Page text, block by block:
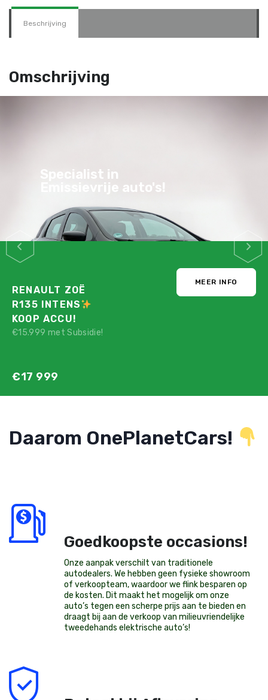
Beschrijving
Omschrijving
Specialist in
Emissievrije auto's!
RENAULT ZOË
R135 INTENS
KOOP ACCU!
€15.999 met Subsidie!
€17 999
MEER INFO
Daarom OnePlanetCars!
Goedkoopste occasions!
Onze aanpak verschilt van traditionele
autodealers. We hebben geen fysieke showroom
of verkoopteam, waardoor we flink besparen op
de kosten. Dit maakt het mogelijk om onze
auto’s tegen een scherpe prijs aan te bieden en
draagt bij aan de verkoop van milieuvriendelijke
tweedehands elektrische auto’s!